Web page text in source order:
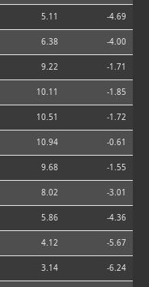
5.11 -4.69
6.38 -4.00
9.22 -1.71
10.11 -1.85
10.51 -1.72
10.94 -0.61
9.68 -1.55
8.02 -3.01
5.86 -4.36
4.12 -5.67
3.14 -6.24